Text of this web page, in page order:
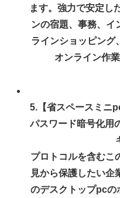
ます。強力で安定し
ンの宿題、事務、イ
ラインショッピング
オンライン作
5.【省スペースミニ
パスワード暗号化用
プロトコルを含むこ
見から保護したい企
のデスクトップpcの